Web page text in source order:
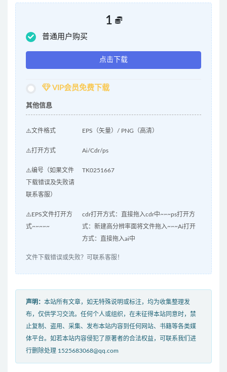
1
普通用户购买
点击下载
VIP会员免费下载
其他信息
⚠️文件格式 EPS（矢量）/ PNG（高清）
⚠️打开方式 Ai/Cdr/ps
⚠️编号（如果文件
下载错误及失败请
联系客服）
TK0251667
⚠️EPS文件打开方
式~~~~~
cdr打开方式：直接拖入cdr中~~~ps打开方
式：新建高分辨率面将文件拖入~~~Ai打开
方式：直接拖入ai中
文件下载错误或失败？可联系客服！
声明： 本站所有文章，如无特殊说明或标注，均为收集整理发
布，仅供学习交流。任何个人或组织，在未征得本站同意时，禁
止复制、盗用、采集、发布本站内容到任何网站、书籍等各类媒
体平台。如若本站内容侵犯了原著者的合法权益，可联系我们进
行删除处理 1525683068@qq.com